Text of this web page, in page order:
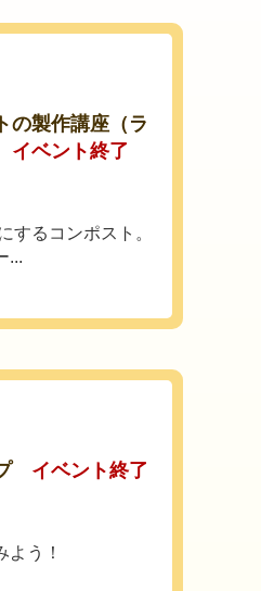
の製作講座（ラ
イベント終了
するコンポスト。
...
イベント終了
う！